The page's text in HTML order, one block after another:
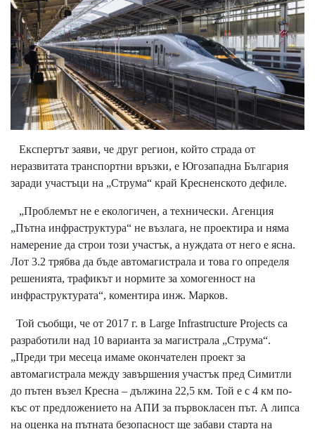
Експертът заяви, че друг регион, който страда от
неразвитата транспортни връзки, е Югозападна България
заради участъци на „Струма“ край Кресненското дефиле.
„Проблемът не е екологичен, а технически. Агенция
„Пътна инфраструктура“ не възлага, не проектира и няма
намерение да строи този участък, а нуждата от него е ясна.
Лот 3.2 трябва да бъде автомагистрала и това го определя
решенията, трафикът и нормите за хомогенност на
инфраструктурата“, коментира инж. Марков.
Той съобщи, че от 2017 г. в Large Infrastructure Projects са
разработили над 10 варианта за магистрала „Струма“.
„Преди три месеца имаме окончателен проект за
автомагистрала между завършения участък пред Симитли
до пътен възел Кресна – дължина 22,5 км. Той е с 4 км по-
къс от предложението на АПИ за първокласен път. А липса
на оценка на пътната безопасност ще забави старта на